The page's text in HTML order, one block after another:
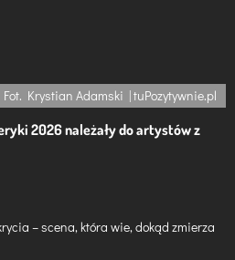
Fot. Krystian Adamski | tuPozytywnie.pl
2026 należały do artystów z